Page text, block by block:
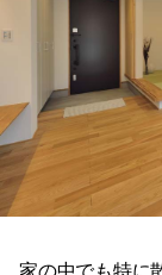
家の中でも特に